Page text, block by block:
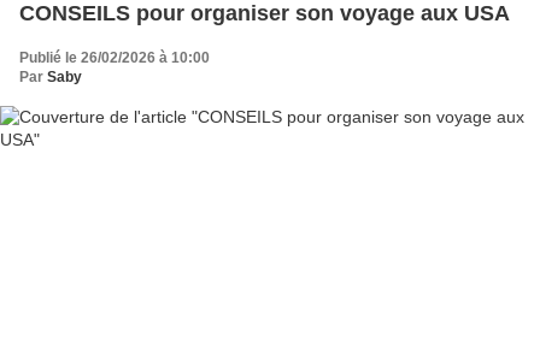
CONSEILS pour organiser son voyage aux USA
Publié le 26/02/2026 à 10:00
Par Saby